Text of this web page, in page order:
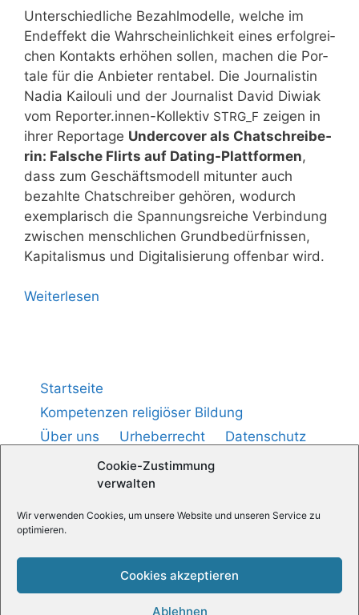
Cookie-Zustimmung
verwalten
Wir verwenden Cookies, um unsere Website und unseren Service zu
optimieren.
Cookies akzeptieren
Ablehnen
Unter­schied­li­che Bezahl­mo­del­le, wel­che im
End­ef­fekt die Wahr­schein­lich­keit eines erfolg­rei­
chen Kon­takts erhö­hen sol­len, machen die Por­
ta­le für die Anbie­ter ren­ta­bel. Die Jour­na­lis­tin
Nadia Kai­louli und der Jour­na­list David Diwi­ak
vom Reporter.innen-Kollektiv STRG_​F zei­gen in
ihrer Repor­ta­ge Under­co­ver als Chat­schrei­be­
rin: Fal­sche Flirts auf Dating-Platt­for­men,
dass zum Geschäfts­mo­dell mit­un­ter auch
bezahl­te Chat­schrei­ber gehö­ren, wodurch
exem­pla­risch die Span­nungs­rei­che Ver­bin­dung
zwi­schen mensch­li­chen Grund­be­dürf­nis­sen,
Kapi­ta­lis­mus und Digi­ta­li­sie­rung offen­bar wird.
Wei­ter­le­sen
Startseite
Kompetenzen religiöser Bildung
Über uns
Urheberrecht
Datenschutz
Impressum
Cookie-Richtlinie (
Medienpädagogik — Praxis
Religionspädagogische News